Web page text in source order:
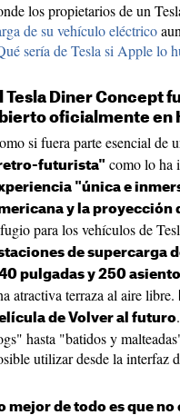
los propietarios de un
de su vehículo eléctrico
sería de Tesla si Apple lo
Tesla Diner Concept
oficialmente en
si fuera parte esencial de
futurista" como lo ha
"única e
y la proyección
para los vehículos de
de supercarga
pulgadas y 250
atractiva terraza al aire libre.
de Volver al futuro
hasta "batidos y
utilizar desde la interfaz
mejor de todo es que